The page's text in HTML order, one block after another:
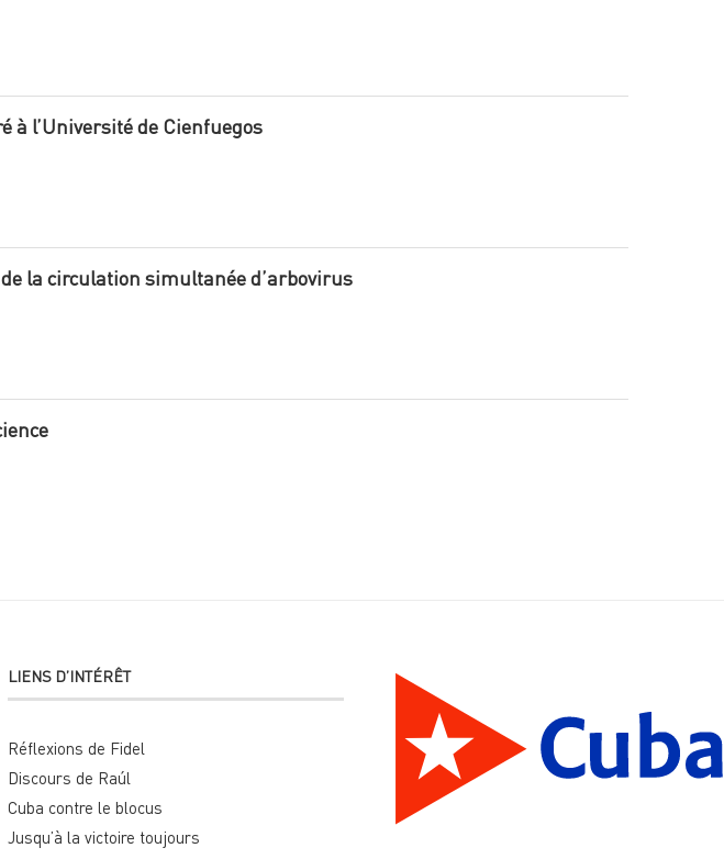
l’Université de Cienfuegos
la circulation simultanée d’arbovirus
LIENS D’INTÉRÊT
Réflexions de Fidel
Discours de Raúl
Cuba contre le blocus
Jusqu’à la victoire toujours